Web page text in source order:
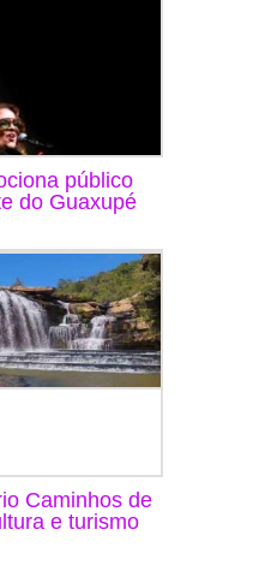
público
do Guaxupé
Caminhos de
e turismo